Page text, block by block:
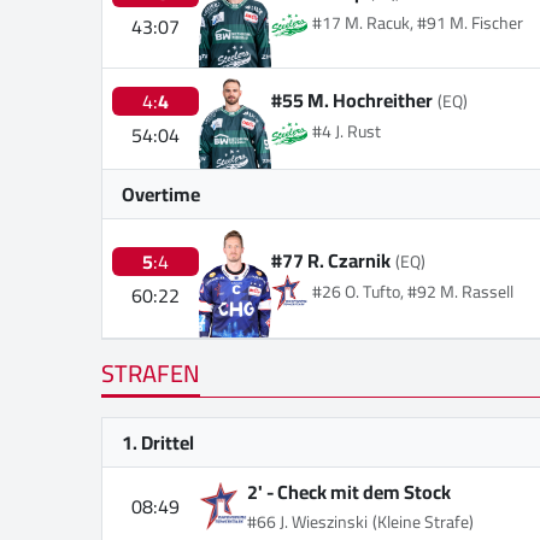
43:07
#17 M. Racuk, #91 M. Fischer
4:4
54:04
#55 M. Hochreither(EQ)
#4 J. Rust
Overtime
5:4
60:22
#77 R. Czarnik(EQ)
#26 O. Tufto, #92 M. Rassell
STRAFEN
1. Drittel
08:49
2' -Check mit dem Stock
#66 J. Wieszinski(Kleine Strafe)